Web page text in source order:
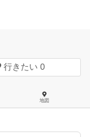
行きたい 0
地図